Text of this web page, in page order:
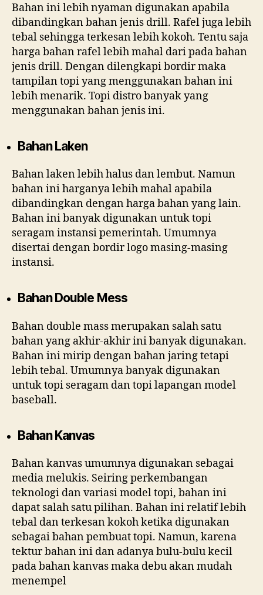
Bahan ini lebih nyaman digunakan apabila
dibandingkan bahan jenis drill. Rafel juga lebih
tebal sehingga terkesan lebih kokoh. Tentu saja
harga bahan rafel lebih mahal dari pada bahan
jenis drill. Dengan dilengkapi bordir maka
tampilan topi yang menggunakan bahan ini
lebih menarik. Topi distro banyak yang
menggunakan bahan jenis ini.
Bahan Laken
Bahan laken lebih halus dan lembut. Namun
bahan ini harganya lebih mahal apabila
dibandingkan dengan harga bahan yang lain.
Bahan ini banyak digunakan untuk topi
seragam instansi pemerintah. Umumnya
disertai dengan bordir logo masing-masing
instansi.
Bahan Double Mess
Bahan double mass merupakan salah satu
bahan yang akhir-akhir ini banyak digunakan.
Bahan ini mirip dengan bahan jaring tetapi
lebih tebal. Umumnya banyak digunakan
untuk topi seragam dan topi lapangan model
baseball.
Bahan Kanvas
Bahan kanvas umumnya digunakan sebagai
media melukis. Seiring perkembangan
teknologi dan variasi model topi, bahan ini
dapat salah satu pilihan. Bahan ini relatif lebih
tebal dan terkesan kokoh ketika digunakan
sebagai bahan pembuat topi. Namun, karena
tektur bahan ini dan adanya bulu-bulu kecil
pada bahan kanvas maka debu akan mudah
menempel